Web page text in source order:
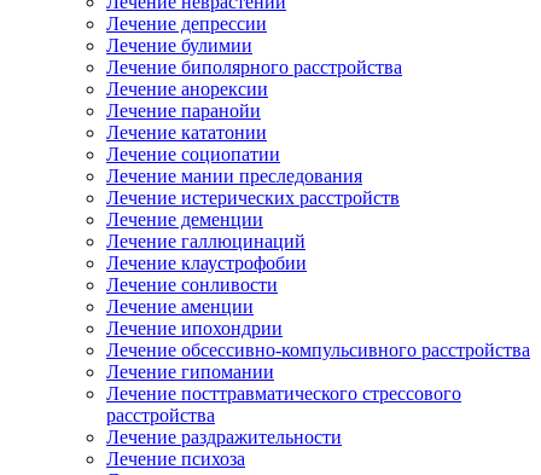
Лечение депрессии
Лечение булимии
Лечение биполярного расстройства
Лечение анорексии
Лечение паранойи
Лечение кататонии
Лечение социопатии
Лечение мании преследования
Лечение истерических расстройств
Лечение деменции
Лечение галлюцинаций
Лечение клаустрофобии
Лечение сонливости
Лечение аменции
Лечение ипохондрии
Лечение обсессивно-компульсивного расстройства
Лечение гипомании
Лечение посттравматического стрессового
расстройства
Лечение раздражительности
Лечение психоза